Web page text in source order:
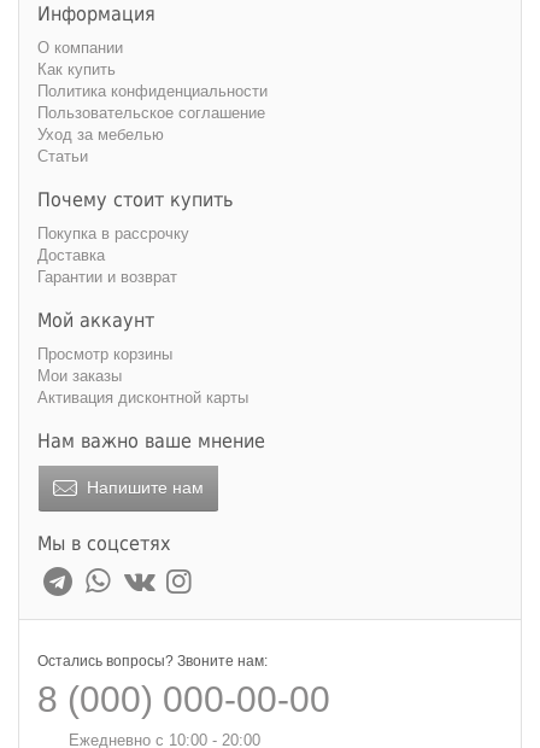
Информация
О компании
Как купить
Политика конфиденциальности
Пользовательское соглашение
Уход за мебелью
Статьи
Почему стоит купить
Покупка в рассрочку
Доставка
Гарантии и возврат
Мой аккаунт
Просмотр корзины
Мои заказы
Активация дисконтной карты
Нам важно ваше мнение
Напишите нам
Мы в соцсетях
Остались вопросы? Звоните нам:
8 (000) 000-00-00
Ежедневно с 10:00 - 20:00